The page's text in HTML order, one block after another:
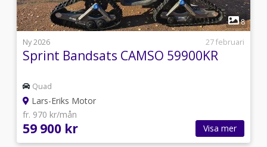
1
8
Ny 2026
27 februari
Sprint Bandsats CAMSO 59900KR
Quad
Lars-Eriks Motor
fr. 970 kr/mån
59 900 kr Visa mer